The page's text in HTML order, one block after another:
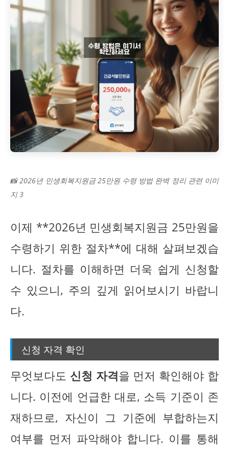
📸 2026년 민생회복지원금 25만원 수령 방법 완벽 정리 관련 이미
지 3
이제 **2026년 민생회복지원금 25만원을
수령하기 위한 절차**에 대해 살펴보겠습
니다. 절차를 이해하면 더욱 쉽게 신청할
수 있으니, 주의 깊게 읽어보시기 바랍니
다.
신청 자격 확인
무엇보다도 신청 자격을 먼저 확인해야 합
니다. 이전에 언급한 대로, 소득 기준이 존
재하므로, 자신이 그 기준에 부합하는지
여부를 먼저 파악해야 합니다. 이를 통해